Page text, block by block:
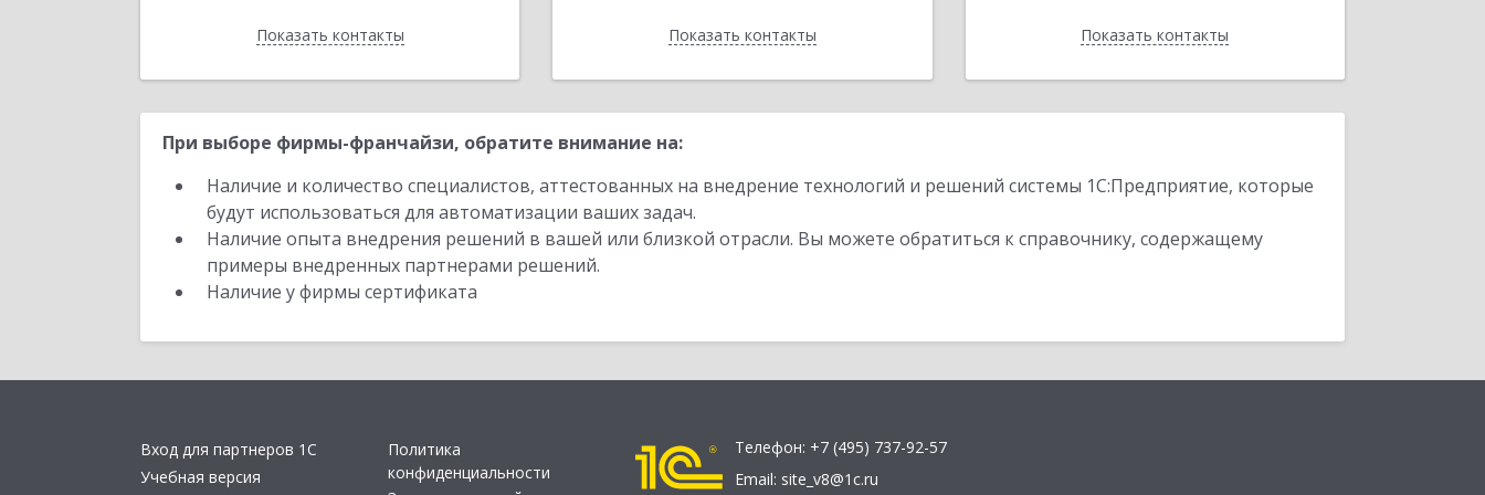
Показать контакты
Назад Показать контакты
Назад Показать контакты
Назад
При выборе фирмы-франчайзи, обратите внимание на:
Наличие и количество специалистов, аттестованных на внедрение технологий и решений системы 1С:Предприятие, которые
будут использоваться для автоматизации ваших задач.
Наличие опыта внедрения решений в вашей или близкой отрасли. Вы можете обратиться к справочнику, содержащему
примеры внедренных партнерами решений.
Наличие у фирмы сертификата
Вход для партнеров 1С
Учебная версия
Политика
конфиденциальности
Телефон: +7 (495) 737-92-57
Email: site_v8@1c.ru